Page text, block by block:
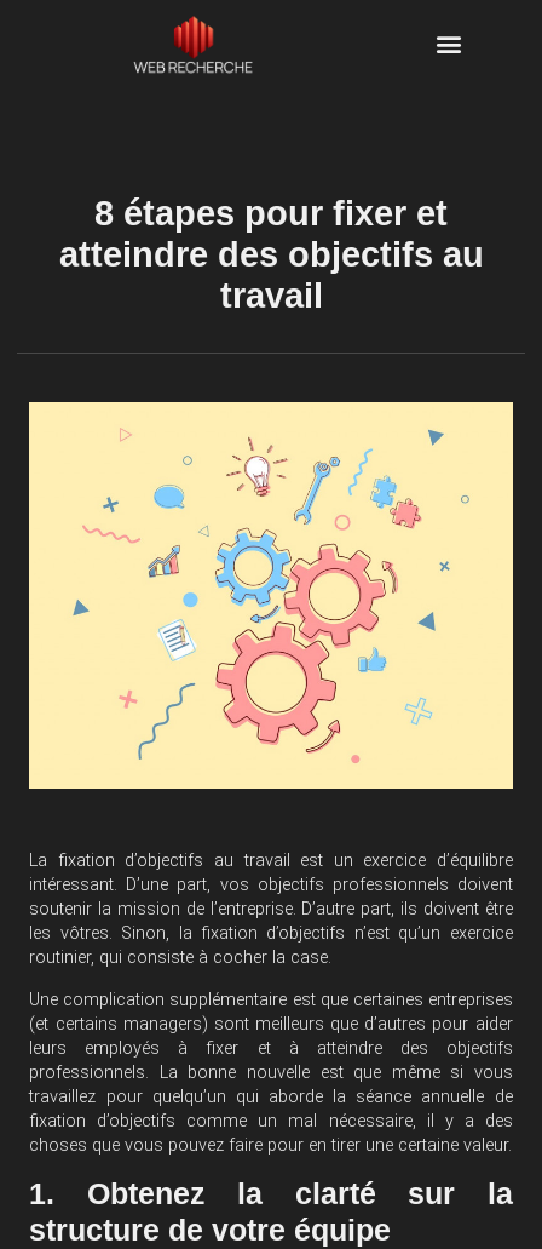
8 étapes pour fixer et
atteindre des objectifs au
travail
La fixation d’objectifs au travail est un exercice d’équilibre
intéressant. D’une part, vos objectifs professionnels doivent
soutenir la mission de l’entreprise. D’autre part, ils doivent être
les vôtres. Sinon, la fixation d’objectifs n’est qu’un exercice
routinier, qui consiste à cocher la case.
Une complication supplémentaire est que certaines entreprises
(et certains managers) sont meilleurs que d’autres pour aider
leurs employés à fixer et à atteindre des objectifs
professionnels. La bonne nouvelle est que même si vous
travaillez pour quelqu’un qui aborde la séance annuelle de
fixation d’objectifs comme un mal nécessaire, il y a des
choses que vous pouvez faire pour en tirer une certaine valeur.
1. Obtenez la clarté sur la
structure de votre équipe